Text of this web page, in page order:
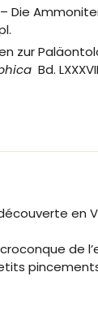
– Die
zur
Bd.
en
de